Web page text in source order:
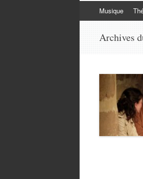
au
Musique
Archives